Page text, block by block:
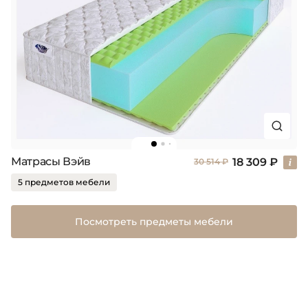
Матрасы Вэйв 30 514 ₽ 18 309 ₽
5 предметов мебели
Посмотреть предметы мебели